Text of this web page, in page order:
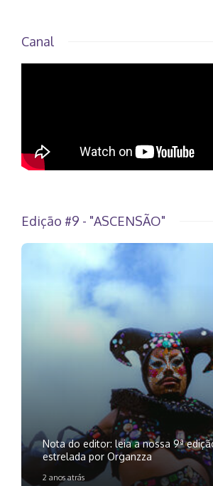
Canal
Edição #9 - "ASCENSÃO"
Nota do editor: leia a nossa 9ª
estrelada por Organzza
2 anos atrás